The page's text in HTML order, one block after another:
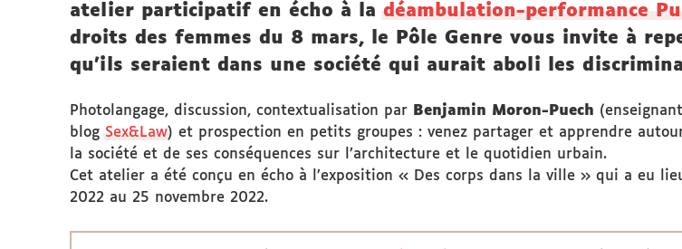
atelier participatif en écho à la déambulation-performance
droits des femmes du 8 mars, le Pôle Genre vous invite à
qu’ils seraient dans une société qui aurait aboli les
Photolangage, discussion, contextualisation par Benjamin Moron-Puech
blog Sex&Law) et prospection en petits groupes : venez partager et apprendre
la société et de ses conséquences sur l’architecture et le quotidien urbain.
Cet atelier a été conçu en écho à l’exposition « Des corps dans la ville » qui a eu
2022 au 25 novembre 2022.